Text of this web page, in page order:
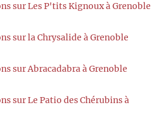
sur Les P'tits Kignoux à Grenoble
sur la Chrysalide à Grenoble
sur Abracadabra à Grenoble
sur Le Patio des Chérubins à